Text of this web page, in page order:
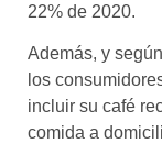
22% de 2020.
Además, y
los
incluir su café
comida a